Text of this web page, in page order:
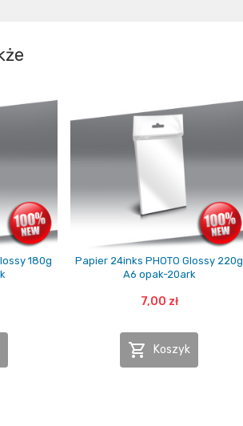
180g
Papier 24inks PHOTO Glossy 220g
A6 opak-20ark
7,00 zł
 Koszyk